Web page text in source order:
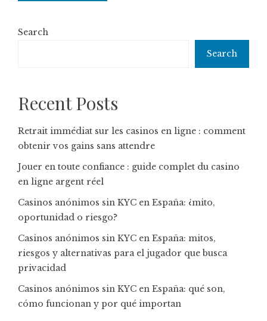
Search
Search
Recent Posts
Retrait immédiat sur les casinos en ligne : comment
obtenir vos gains sans attendre
Jouer en toute confiance : guide complet du casino
en ligne argent réel
Casinos anónimos sin KYC en España: ¿mito,
oportunidad o riesgo?
Casinos anónimos sin KYC en España: mitos,
riesgos y alternativas para el jugador que busca
privacidad
Casinos anónimos sin KYC en España: qué son,
cómo funcionan y por qué importan